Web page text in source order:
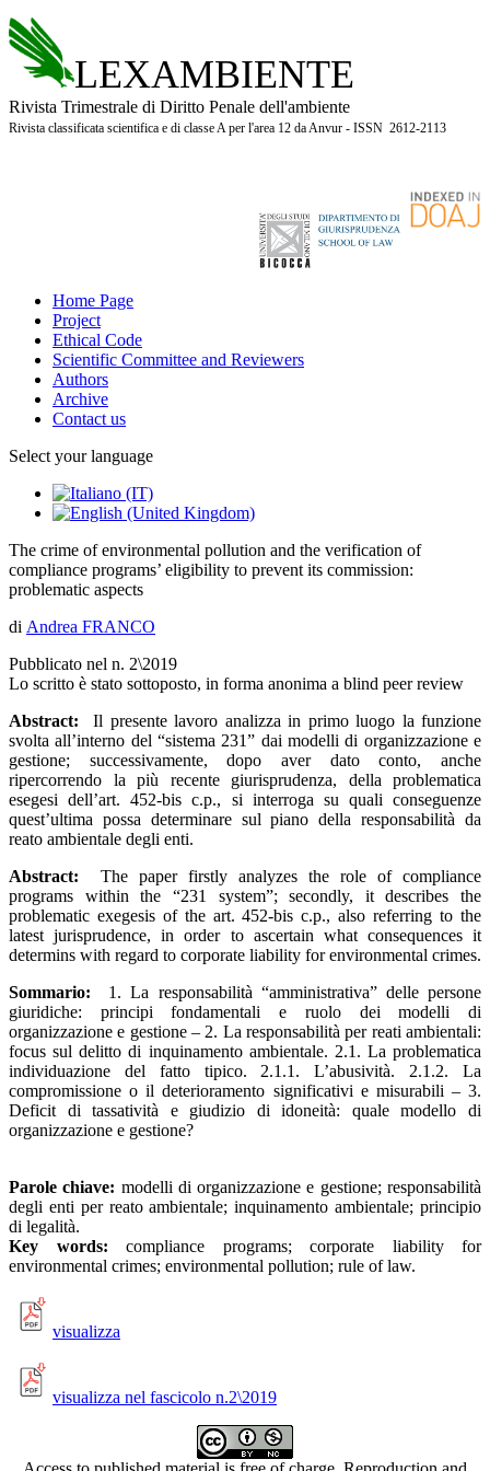
LEXAMBIENTE
Rivista Trimestrale di Diritto Penale dell'ambiente
Rivista classificata scientifica e di classe A per l'area 12 da Anvur - ISSN 2612-2113
Home Page
Project
Ethical Code
Scientific Committee and Reviewers
Authors
Archive
Contact us
Select your language
The crime of environmental pollution and the verification of
compliance programs’ eligibility to prevent its commission:
problematic aspects
di Andrea FRANCO
Pubblicato nel n. 2\2019
Lo scritto è stato sottoposto, in forma anonima a blind peer review
Abstract: Il presente lavoro analizza in primo luogo la funzione
svolta all’interno del “sistema 231” dai modelli di organizzazione e
gestione; successivamente, dopo aver dato conto, anche
ripercorrendo la più recente giurisprudenza, della problematica
esegesi dell’art. 452-bis c.p., si interroga su quali conseguenze
quest’ultima possa determinare sul piano della responsabilità da
reato ambientale degli enti.
Abstract: The paper firstly analyzes the role of compliance
programs within the “231 system”; secondly, it describes the
problematic exegesis of the art. 452-bis c.p., also referring to the
latest jurisprudence, in order to ascertain what consequences it
determins with regard to corporate liability for environmental crimes.
Sommario: 1. La responsabilità “amministrativa” delle persone
giuridiche: principi fondamentali e ruolo dei modelli di
organizzazione e gestione – 2. La responsabilità per reati ambientali:
focus sul delitto di inquinamento ambientale. 2.1. La problematica
individuazione del fatto tipico. 2.1.1. L’abusività. 2.1.2. La
compromissione o il deterioramento significativi e misurabili – 3.
Deficit di tassatività e giudizio di idoneità: quale modello di
organizzazione e gestione?
Parole chiave: modelli di organizzazione e gestione; responsabilità
degli enti per reato ambientale; inquinamento ambientale; principio
di legalità.
Key words: compliance programs; corporate liability for
environmental crimes; environmental pollution; rule of law.
visualizza
visualizza nel fascicolo n.2\2019